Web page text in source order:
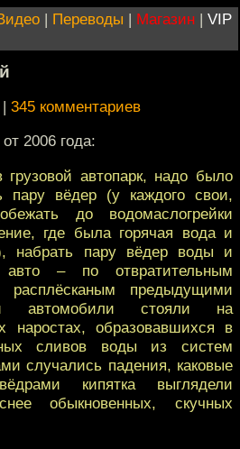
| Переводы | Магазин | VIP
| 345 комментариев
2006 года:
автопарк, надо было
пару вёдер (у каждого свои,
до водомаслогрейки
где была горячая вода и
набрать пару вёдер воды и
– по отвратительным
расплёсканым предыдущими
автомобили стояли на
наростах, образовавшихся в
сливов воды из систем
случались падения, каковые
кипятка выглядели
обыкновенных, скучных